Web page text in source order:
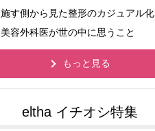
施す側から見た整形のカジュアル化
美容外科医が世の中に思うこと
もっと見る